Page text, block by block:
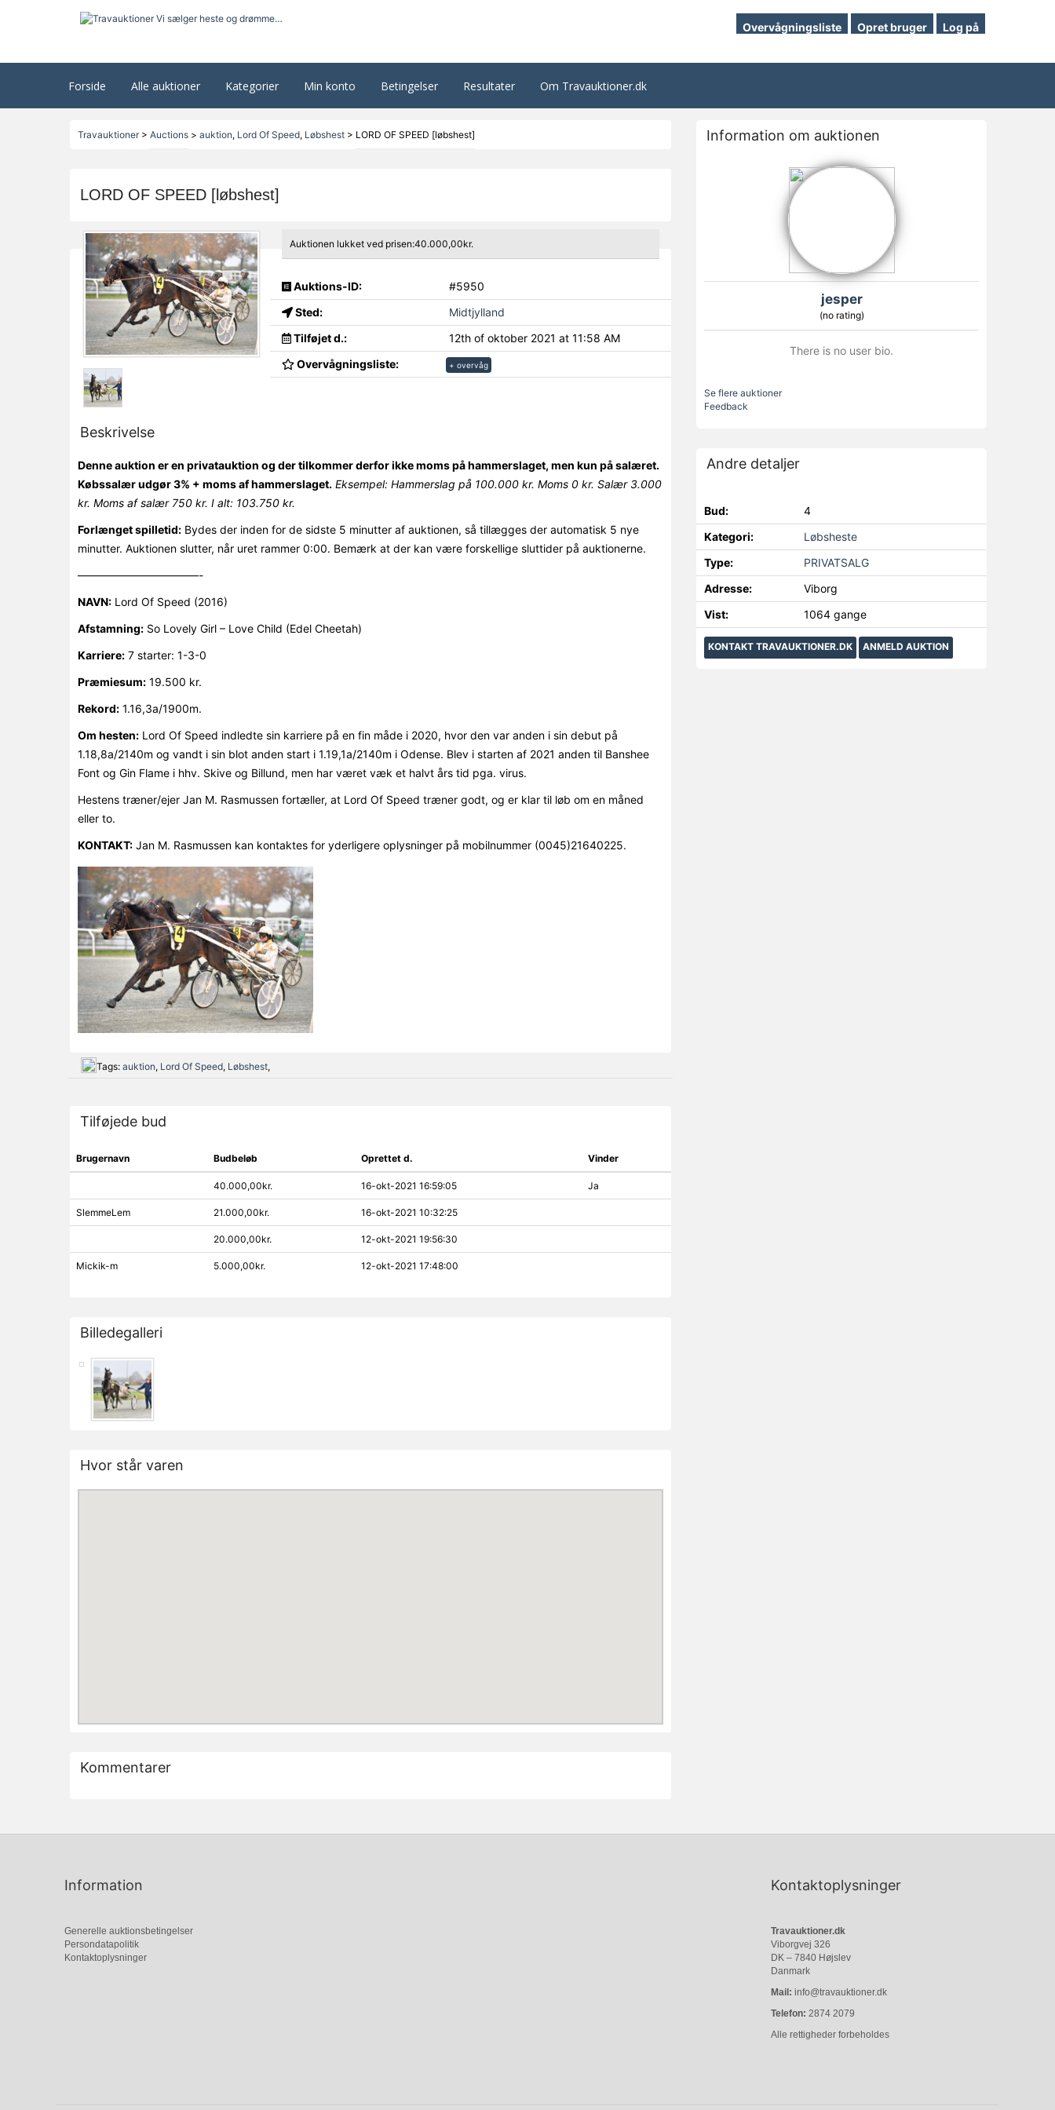
Overvågningsliste Opret bruger Log på
Forside Alle auktioner Kategorier Min konto Betingelser Resultater Om Travauktioner.dk
Travauktioner> Auctions> auktion, Lord Of Speed, Løbshest> LORD OF SPEED [løbshest]
LORD OF SPEED [løbshest]
Auktionen lukket ved prisen:40.000,00kr.
Auktions-ID:
#5950
Sted:
Midtjylland
Tilføjet d.:
12th of oktober 2021 at 11:58 AM
Overvågningsliste:
+ overvåg
Beskrivelse
Denne auktion er en privatauktion og der tilkommer derfor ikke moms på hammerslaget, men kun på salæret.
Købssalær udgør 3% + moms af hammerslaget. Eksempel: Hammerslag på 100.000 kr. Moms 0 kr. Salær 3.000
kr. Moms af salær 750 kr. I alt: 103.750 kr.
Forlænget spilletid:Bydes der inden for de sidste 5 minutter af auktionen, så tillægges der automatisk 5 nye
minutter. Auktionen slutter, når uret rammer 0:00. Bemærk at der kan være forskellige sluttider på auktionerne.
———————————-
NAVN:Lord Of Speed (2016)
Afstamning:So Lovely Girl – Love Child (Edel Cheetah)
Karriere:7 starter: 1-3-0
Præmiesum:19.500 kr.
Rekord:1.16,3a/1900m.
Om hesten:Lord Of Speed indledte sin karriere på en fin måde i 2020, hvor den var anden i sin debut på
1.18,8a/2140m og vandt i sin blot anden start i 1.19,1a/2140m i Odense. Blev i starten af 2021 anden til Banshee
Font og Gin Flame i hhv. Skive og Billund, men har været væk et halvt års tid pga. virus.
Hestens træner/ejer Jan M. Rasmussen fortæller, at Lord Of Speed træner godt, og er klar til løb om en måned
eller to.
KONTAKT:Jan M. Rasmussen kan kontaktes for yderligere oplysninger på mobilnummer (0045)21640225.
Tags: auktion, Lord Of Speed, Løbshest,
Tilføjede bud
Brugernavn Budbeløb Oprettet d. Vinder
40.000,00kr. 16-okt-2021 16:59:05 Ja
SlemmeLem 21.000,00kr. 16-okt-2021 10:32:25
20.000,00kr. 12-okt-2021 19:56:30
Mickik-m 5.000,00kr. 12-okt-2021 17:48:00
Billedegalleri
Hvor står varen
Kommentarer
Information om auktionen
jesper
(no rating)
There is no user bio.
Se flere auktioner
Feedback
Andre detaljer
Bud:
4
Kategori:
Løbsheste
Type:
PRIVATSALG
Adresse:
Viborg
Vist:
1064 gange
KONTAKT TRAVAUKTIONER.DK ANMELD AUKTION
Information
Generelle auktionsbetingelser
Persondatapolitik
Kontaktoplysninger
Kontaktoplysninger
Travauktioner.dk
Viborgvej 326
DK – 7840 Højslev
Danmark
Mail: info@travauktioner.dk
Telefon: 2874 2079
Alle rettigheder forbeholdes